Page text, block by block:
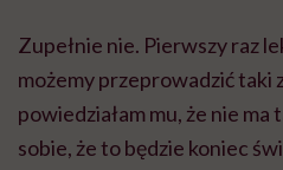
Zupełnie nie. Pierwszy raz
możemy przeprowadzić taki
powiedziałam mu, że nie
sobie, że to będzie koniec